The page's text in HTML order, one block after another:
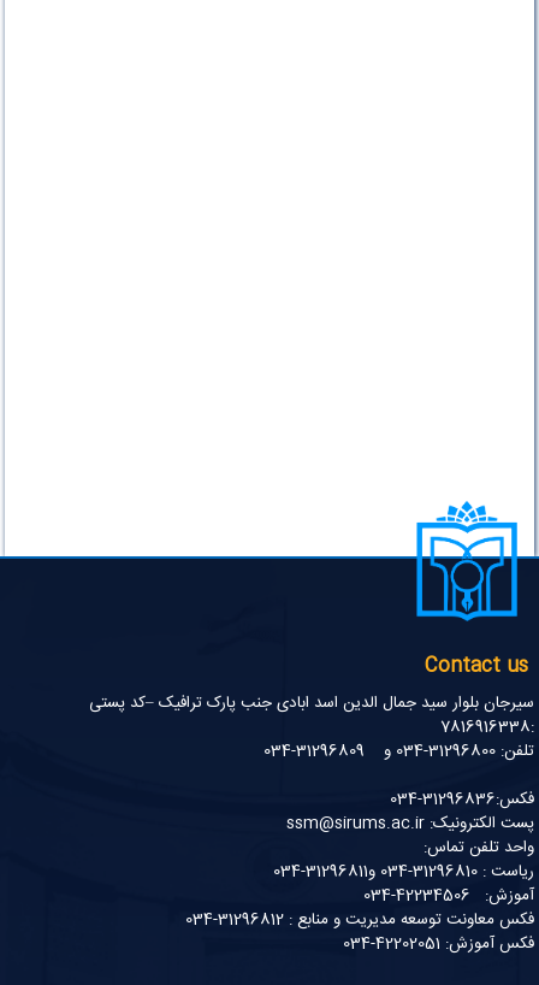
Contact us
سیرجان بلوار سید جمال الدین اسد ابادی جنب پارک ترافیک –کد پستی
:7816916338
تلفن: 31296800-034 و 31296809-034
فکس:31296836-034
پست الکترونیک: ssm@sirums.ac.ir
واحد تلفن تماس:
ریاست : 31296810-034 و31296811-034
آموزش: 42234506-034
فکس معاونت توسعه مدیریت و منابع : 31296812-034
فکس آموزش: 42202051-034